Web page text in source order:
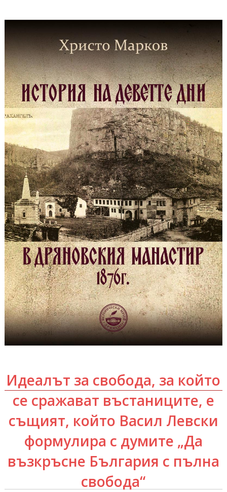
Идеалът за свобода, за който
се сражават въстаниците, е
същият, който Васил Левски
формулира с думите „Да
възкръсне България с пълна
свобода“